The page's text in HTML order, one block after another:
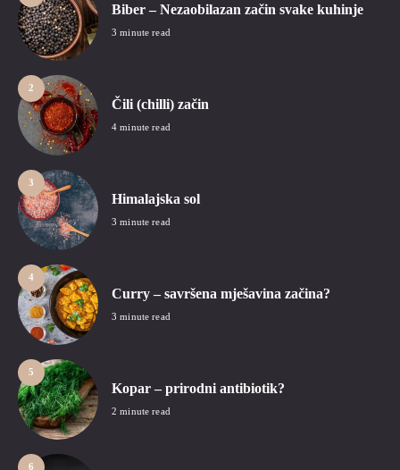
Biber – Nezaobilazan začin svake kuhinje
3 minute read
2
Čili (chilli) začin
4 minute read
3
Himalajska sol
3 minute read
4
Curry – savršena mješavina začina?
3 minute read
5
Kopar – prirodni antibiotik?
2 minute read
6